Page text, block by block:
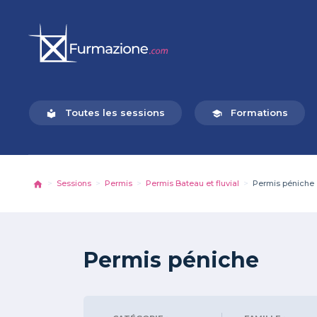
local_library Toutes les sessions school Formations
Sessions Permis Permis Bateau et fluvial Permis péniche
Permis péniche